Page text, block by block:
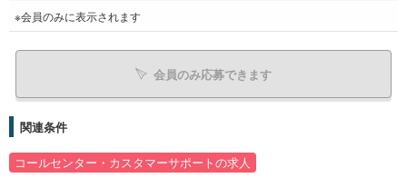
※会員のみに表示されます
会員のみ応募できます
関連条件
コールセンター・カスタマーサポートの求人